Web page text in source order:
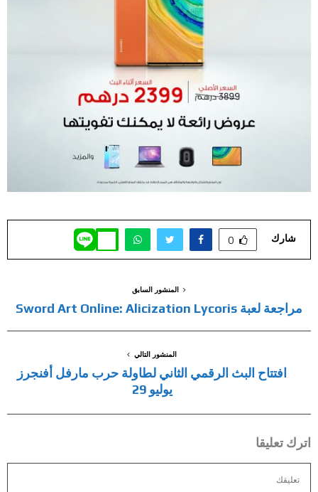
شارك 0
المنشور السابق
مراجعة لعبة Sword Art Online: Alicization Lycoris
المنشور التالي
افتتاح البث الرقمي الثاني لطاولة حرب مارفل أفنجرز
يوليو 29
اترك تعليقا